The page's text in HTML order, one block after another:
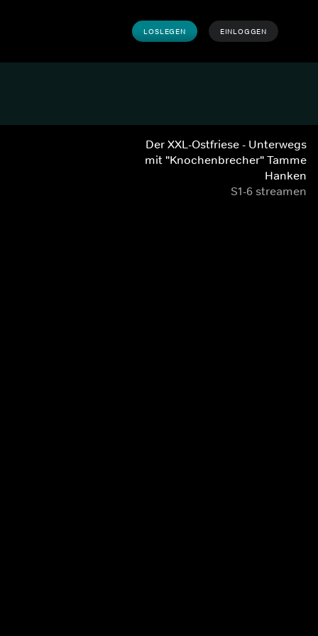
LOSLEGEN EINLOGGEN
Der XXL-Ostfriese - Unterwegs
mit "Knochenbrecher" Tamme
Hanken
S1-6 streamen